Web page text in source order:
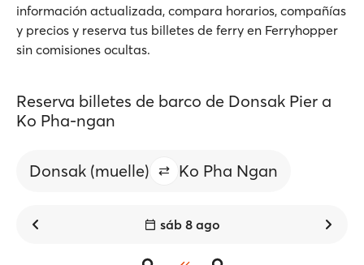
información actualizada, compara horarios, compañías
y precios y reserva tus billetes de ferry en Ferryhopper
sin comisiones ocultas.
Reserva billetes de barco de Donsak Pier a
Ko Pha-ngan
Donsak (muelle) Ko Pha Ngan
sáb 8 ago